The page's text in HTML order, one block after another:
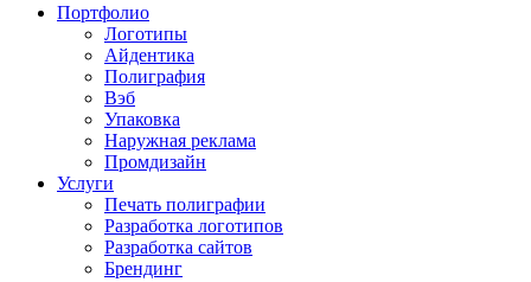
Портфолио
Логотипы
Айдентика
Полиграфия
Вэб
Упаковка
Наружная реклама
Промдизайн
Услуги
Печать полиграфии
Разработка логотипов
Разработка сайтов
Брендинг